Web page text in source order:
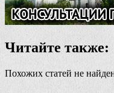
Читайте также:
Похожих статей не